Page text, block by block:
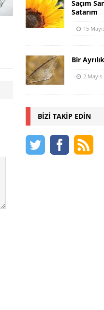
Saçım
Satarım
15
Bir
2 Mayıs
BIZI TAKIP EDIN